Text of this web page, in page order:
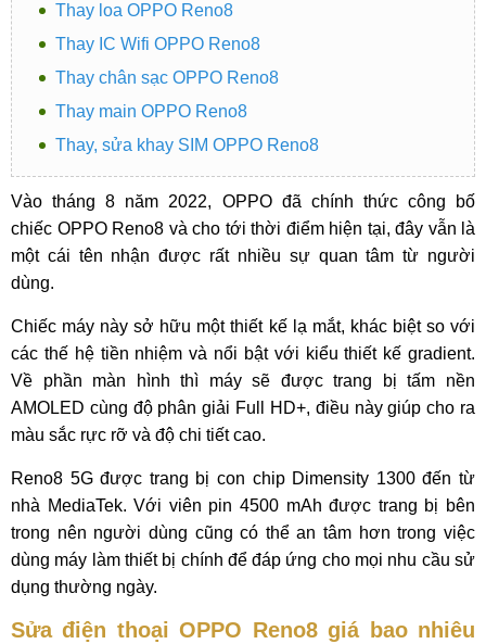
Thay loa OPPO Reno8
Thay IC Wifi OPPO Reno8
Thay chân sạc OPPO Reno8
Thay main OPPO Reno8
Thay, sửa khay SIM OPPO Reno8
Vào tháng 8 năm 2022, OPPO đã chính thức công bố
chiếc OPPO Reno8 và cho tới thời điểm hiện tại, đây vẫn là
một cái tên nhận được rất nhiều sự quan tâm từ người
dùng.
Chiếc máy này sở hữu một thiết kế lạ mắt, khác biệt so với
các thế hệ tiền nhiệm và nổi bật với kiểu thiết kế gradient.
Về phần màn hình thì máy sẽ được trang bị tấm nền
AMOLED cùng độ phân giải Full HD+, điều này giúp cho ra
màu sắc rực rỡ và độ chi tiết cao.
Reno8 5G được trang bị con chip Dimensity 1300 đến từ
nhà MediaTek. Với viên pin 4500 mAh được trang bị bên
trong nên người dùng cũng có thể an tâm hơn trong việc
dùng máy làm thiết bị chính để đáp ứng cho mọi nhu cầu sử
dụng thường ngày.
Sửa điện thoại OPPO Reno8 giá bao nhiêu